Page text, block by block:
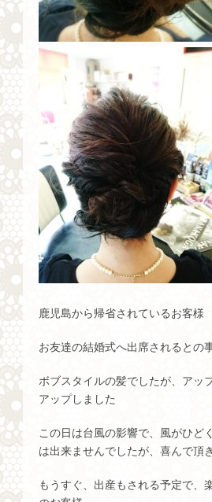
鹿児島から帰省されているお客様
お友達の結婚式へ出席されるとの
ボブスタイルの髪でしたが、アッ
アップしました
この日は台風の影響で、風がひど
は出来ませんでしたが、喜んで頂
もうすぐ、出産もされる予定で、